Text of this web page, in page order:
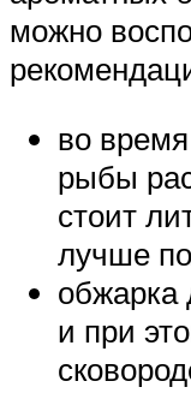
можно
во
рыбы
стоит
лучше
обжарка
и при